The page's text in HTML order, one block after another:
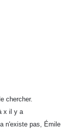
chercher.
x il y a
n'existe pas, Émile